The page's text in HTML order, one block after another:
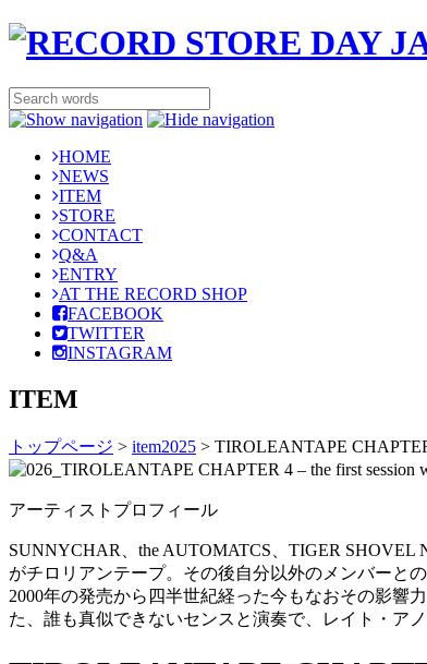
HOME
NEWS
ITEM
STORE
CONTACT
Q&A
ENTRY
AT THE RECORD SHOP
FACEBOOK
TWITTER
INSTAGRAM
ITEM
トップページ > item2025 > TIROLEANTAPE CHAPTER
アーティストプロフィール
SUNNYCHAR、the AUTOMATCS、TIGER
がチロリアンテープ。その後自分以外のメンバーと
2000年の発売から四半世紀経った今もなおその影響
た、誰も真似できないセンスと演奏で、レイト・ア